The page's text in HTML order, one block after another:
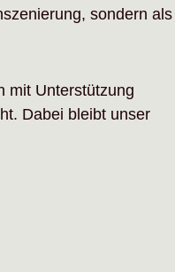
sondern als
mit Unterstützung
Dabei bleibt unser